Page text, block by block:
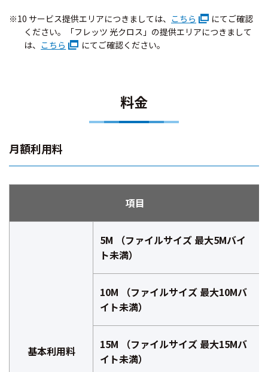
※10 サービス提供エリアにつきましては、 こちら
にてご確認
ください。「フレッツ 光クロス」の提供エリアにつきまして
は、 こちら にてご確認ください。
料金
月額利用料
項目
基本利用料
5M （ファイルサイズ 最大5Mバイ
ト未満）
10M （ファイルサイズ 最大10Mバ
イト未満）
15M （ファイルサイズ 最大15Mバ
イト未満）